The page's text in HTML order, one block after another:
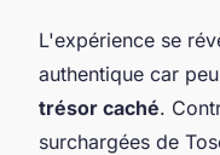
L'expérience se
authentique car
trésor caché.
surchargées de